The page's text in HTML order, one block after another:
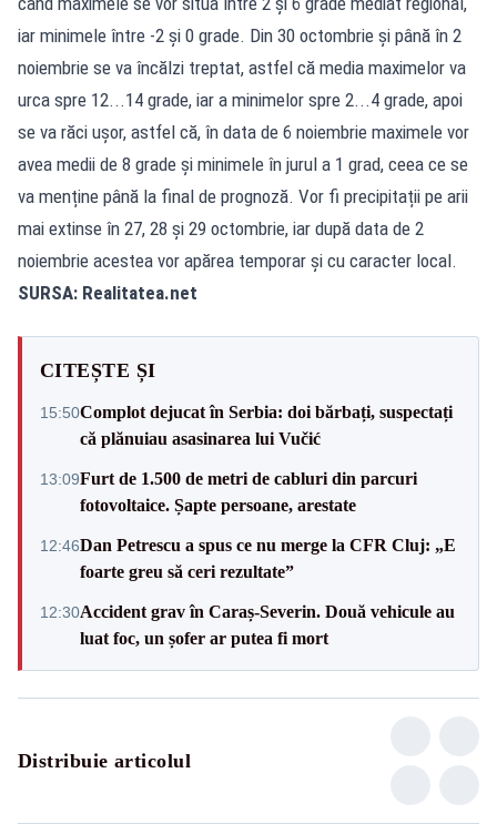
iar minimele între -2 și 0 grade. Din 30 octombrie și până în 2
noiembrie se va încălzi treptat, astfel că media maximelor va
urca spre 12...14 grade, iar a minimelor spre 2...4 grade, apoi
se va răci ușor, astfel că, în data de 6 noiembrie maximele vor
avea medii de 8 grade și minimele în jurul a 1 grad, ceea ce se
va menține până la final de prognoză. Vor fi precipitații pe arii
mai extinse în 27, 28 și 29 octombrie, iar după data de 2
noiembrie acestea vor apărea temporar și cu caracter local.
SURSA: Realitatea.net
CITEȘTE ȘI
15:50Complot dejucat în Serbia: doi bărbați, suspectați
că plănuiau asasinarea lui Vučić
13:09Furt de 1.500 de metri de cabluri din parcuri
fotovoltaice. Șapte persoane, arestate
12:46Dan Petrescu a spus ce nu merge la CFR Cluj: „E
foarte greu să ceri rezultate”
12:30Accident grav în Caraș-Severin. Două vehicule au
luat foc, un șofer ar putea fi mort
Distribuie articolul